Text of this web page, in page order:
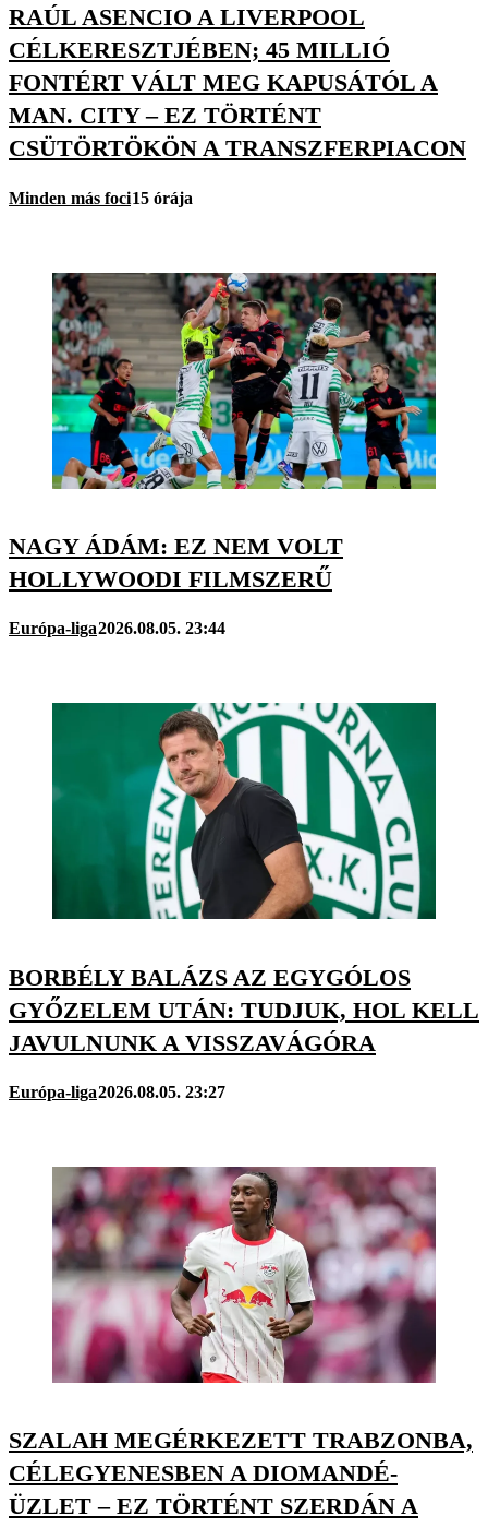
RAÚL ASENCIO A LIVERPOOL
CÉLKERESZTJÉBEN; 45 MILLIÓ
FONTÉRT VÁLT MEG KAPUSÁTÓL A
MAN. CITY – EZ TÖRTÉNT
CSÜTÖRTÖKÖN A TRANSZFERPIACON
Minden más foci15 órája
NAGY ÁDÁM: EZ NEM VOLT
HOLLYWOODI FILMSZERŰ
Európa-liga2026.08.05. 23:44
BORBÉLY BALÁZS AZ EGYGÓLOS
GYŐZELEM UTÁN: TUDJUK, HOL KELL
JAVULNUNK A VISSZAVÁGÓRA
Európa-liga2026.08.05. 23:27
SZALAH MEGÉRKEZETT TRABZONBA,
CÉLEGYENESBEN A DIOMANDÉ-
ÜZLET – EZ TÖRTÉNT SZERDÁN A